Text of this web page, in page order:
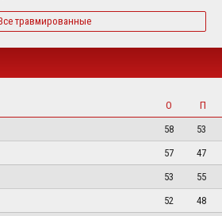
травмированные
О
П
58
53
57
47
53
55
52 48